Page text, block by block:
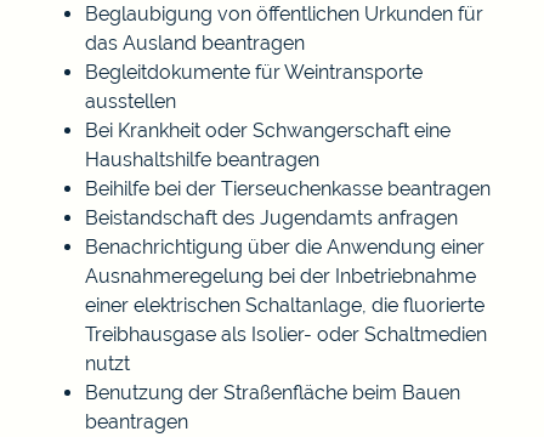
Beglaubigung von öffentlichen Urkunden für
das Ausland beantragen
Begleitdokumente für Weintransporte
ausstellen
Bei Krankheit oder Schwangerschaft eine
Haushaltshilfe beantragen
Beihilfe bei der Tierseuchenkasse beantragen
Beistandschaft des Jugendamts anfragen
Benachrichtigung über die Anwendung einer
Ausnahmeregelung bei der Inbetriebnahme
einer elektrischen Schaltanlage, die fluorierte
Treibhausgase als Isolier- oder Schaltmedien
nutzt
Benutzung der Straßenfläche beim Bauen
beantragen